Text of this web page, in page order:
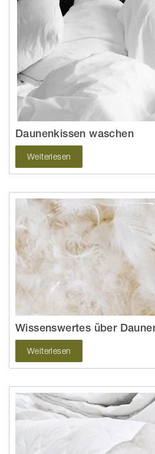
Daunenkissen waschen
Weiterlesen
Wissenswertes über
Weiterlesen